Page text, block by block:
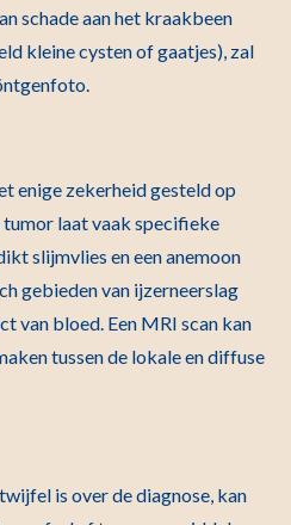
schade aan het kraakbeen
kleine cysten of gaatjes), zal
enige zekerheid gesteld op
tumor laat vaak specifieke
slijmvlies en een anemoon
gebieden van ijzerneerslag
van bloed. Een MRI scan kan
tussen de lokale en diffuse
is over de diagnose, kan